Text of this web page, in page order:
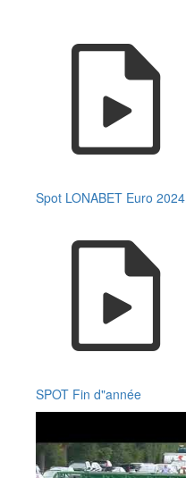
Spot LONABET Euro 2024
SPOT Fin d"année